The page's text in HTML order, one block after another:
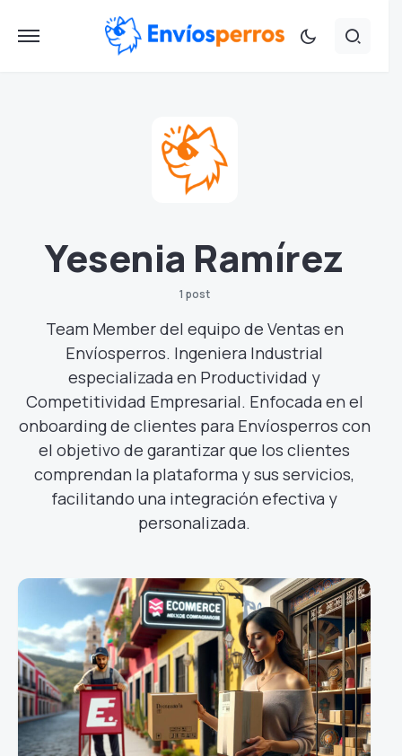
Yesenia Ramírez
1 post
Team Member del equipo de Ventas en
Envíosperros. Ingeniera Industrial
especializada en Productividad y
Competitividad Empresarial. Enfocada en el
onboarding de clientes para Envíosperros con
el objetivo de garantizar que los clientes
comprendan la plataforma y sus servicios,
facilitando una integración efectiva y
personalizada.